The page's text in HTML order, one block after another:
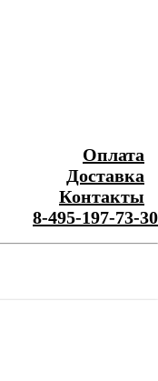
Оплата
Доставка
Контакты
8-495-197-73-30